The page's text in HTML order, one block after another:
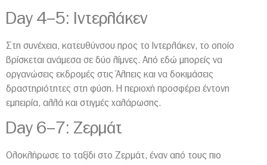
Day 4–5: Ιντερλάκεν
Στη συνέχεια, κατευθύνσου προς το Ιντερλάκεν, το οποίο
βρίσκεται ανάμεσα σε δύο λίμνες. Από εδώ μπορείς να
οργανώσεις εκδρομές στις Άλπεις και να δοκιμάσεις
δραστηριότητες στη φύση. Η περιοχή προσφέρει έντονη
εμπειρία, αλλά και στιγμές χαλάρωσης.
Day 6–7: Ζερμάτ
Ολοκλήρωσε το ταξίδι στο Ζερμάτ, έναν από τους πιο